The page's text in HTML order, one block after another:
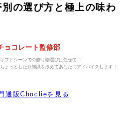
の選び方と極上の味わ
ョコレート監修部
フトシーンでの贈り物選びは任せて！
ょっとした豆知識を添えてあなたにアドバイスします！
通販Choclieを見る